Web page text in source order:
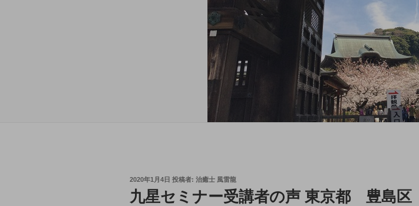
投
稿
日:
2020年1月4日 投稿者: 治癒士 風雷龍
九星セミナー受講者の声 東京都 豊島区